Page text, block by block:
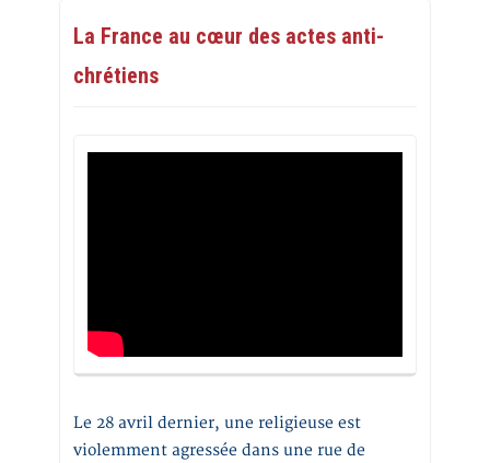
La France au cœur des actes anti-
chrétiens
Le 28 avril dernier, une religieuse est
violemment agressée dans une rue de